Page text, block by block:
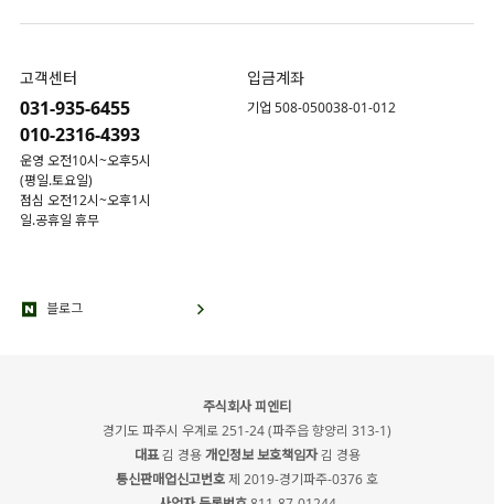
고객센터
031-935-6455
010-2316-4393
운영 오전10시~오후5시
(평일.토요일)
점심 오전12시~오후1시
일.공휴일 휴무
입금계좌
기업 508-050038-01-012
블로그
주식회사 피엔티
경기도 파주시 우계로 251-24 (파주읍 향양리 313-1)
대표김 경용개인정보 보호책임자김 경용
통신판매업신고번호제 2019-경기파주-0376 호